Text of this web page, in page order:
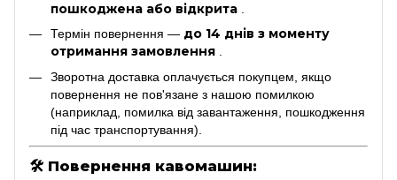
пошкоджена або відкрита
Термін повернення — до 14 днів з моменту
отримання замовлення .
Зворотна доставка оплачується покупцем, якщо
повернення не пов'язане з нашою помилкою
(наприклад, помилка від завантаження, пошкодження
під час транспортування).
🛠 Повернення кавомашин: